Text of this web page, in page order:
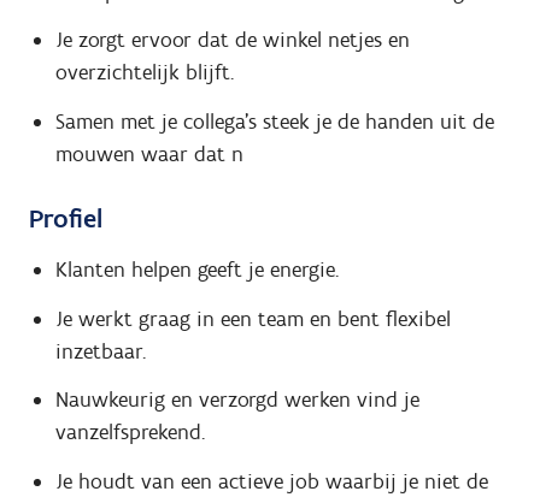
Je zorgt ervoor dat de winkel netjes en
overzichtelijk blijft.
Samen met je collega's steek je de handen uit de
mouwen waar dat n
Profiel
Klanten helpen geeft je energie.
Je werkt graag in een team en bent flexibel
inzetbaar.
Nauwkeurig en verzorgd werken vind je
vanzelfsprekend.
Je houdt van een actieve job waarbij je niet de